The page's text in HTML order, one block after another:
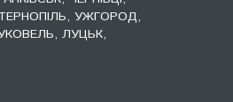
УЖГОРОД,
ЛУЦЬК,